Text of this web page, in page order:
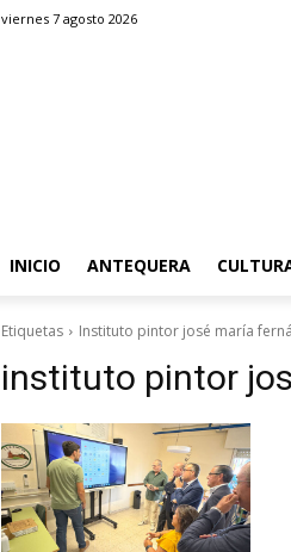
viernes 7 agosto 2026
INICIO ANTEQUERA
Etiquetas Instituto pintor josé maría
instituto pintor